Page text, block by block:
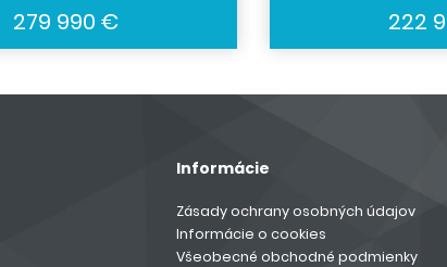
279 990 € 222
Informácie
Zásady ochrany osobných údajov
Informácie o cookies
Všeobecné obchodné podmienky